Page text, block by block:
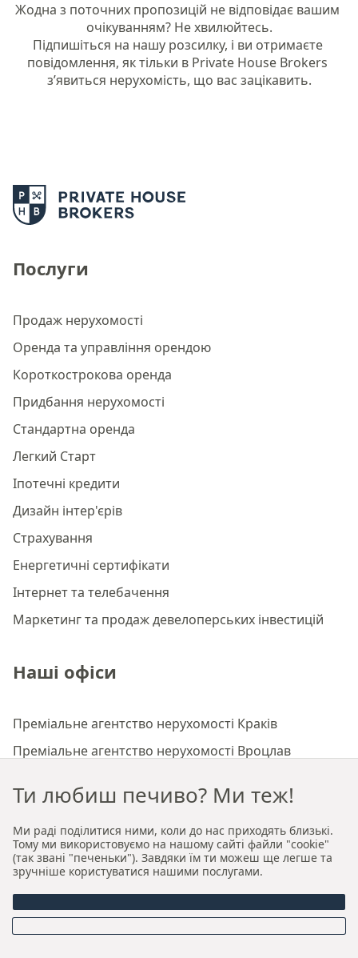
Жодна з поточних пропозицій не відповідає вашим
очікуванням? Не хвилюйтесь.
Підпишіться на нашу розсилку, і ви отримаєте
повідомлення, як тільки в Private House Brokers
з’явиться нерухомість, що вас зацікавить.
Послуги
Продаж нерухомості
Оренда та управління орендою
Короткострокова оренда
Придбання нерухомості
Стандартна оренда
Легкий Старт
Іпотечні кредити
Дизайн інтер'єрів
Страхування
Енергетичні сертифікати
Інтернет та телебачення
Маркетинг та продаж девелоперських інвестицій
Наші офіси
Преміальне агентство нерухомості Краків
Преміальне агентство нерухомості Вроцлав
Про нас
Хто ми
Наша авторська модель продажу та оренди
Керівництво
Ти любиш печиво? Ми теж!
Ми раді поділитися ними, коли до нас приходять близькі.
Тому ми використовуємо на нашому сайті файли "cookie"
(так звані "печеньки"). Завдяки їм ти можеш ще легше та
зручніше користуватися нашими послугами.